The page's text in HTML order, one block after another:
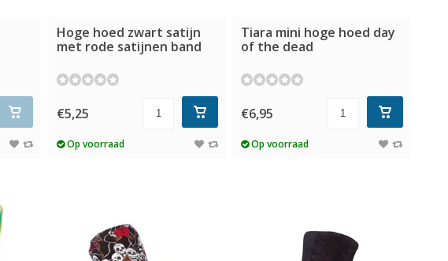
Hoge hoed zwart satijn
met rode satijnen band
€5,25
Op voorraad
Tiara mini hoge hoed day
of the dead
€6,95
Op voorraad